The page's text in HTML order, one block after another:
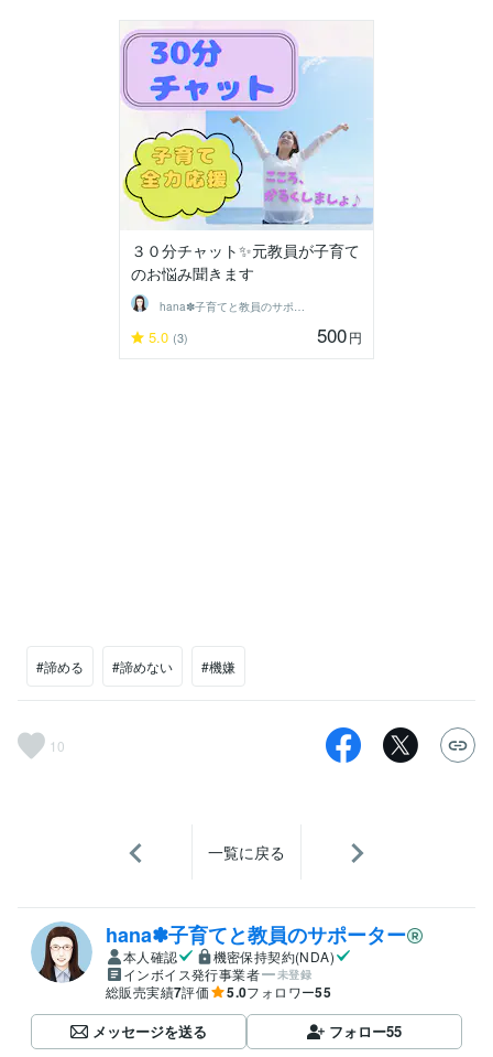
３０分チャット✨元教員が子育て
のお悩み聞きます
hana✽子育てと教員のサポーター
5.0 (3) 500円
#諦める #諦めない #機嫌
10
一覧に戻る
hana✽子育てと教員のサポーター
本人確認
機密保持契約(NDA)
インボイス発行事業者
未登録
総販売実績7評価 5.0フォロワー55
メッセージを送る フォロー55